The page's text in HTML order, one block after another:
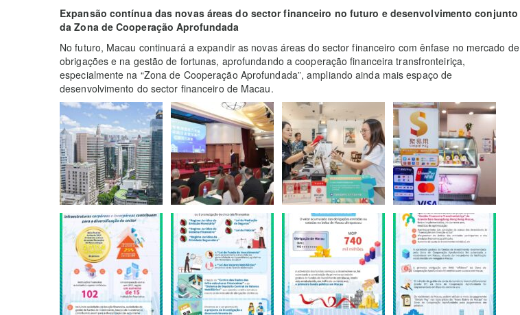
Expansão contínua das novas áreas do sector financeiro no futuro e desenvolvimento conjunto
da Zona de Cooperação Aprofundada
No futuro, Macau continuará a expandir as novas áreas do sector financeiro com ênfase no mercado de
obrigações e na gestão de fortunas, aprofundando a cooperação financeira transfronteiriça,
especialmente na “Zona de Cooperação Aprofundada”, ampliando ainda mais espaço de
desenvolvimento do sector financeiro de Macau.